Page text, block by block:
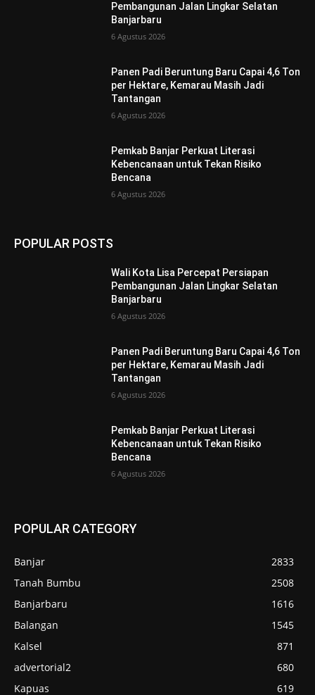
Pembangunan Jalan Lingkar Selatan
Banjarbaru
6 Agustus 2026
Panen Padi Beruntung Baru Capai 4,6 Ton
per Hektare, Kemarau Masih Jadi
Tantangan
6 Agustus 2026
Pemkab Banjar Perkuat Literasi
Kebencanaan untuk Tekan Risiko
Bencana
6 Agustus 2026
POPULAR POSTS
Wali Kota Lisa Percepat Persiapan
Pembangunan Jalan Lingkar Selatan
Banjarbaru
6 Agustus 2026
Panen Padi Beruntung Baru Capai 4,6 Ton
per Hektare, Kemarau Masih Jadi
Tantangan
6 Agustus 2026
Pemkab Banjar Perkuat Literasi
Kebencanaan untuk Tekan Risiko
Bencana
6 Agustus 2026
POPULAR CATEGORY
Banjar
2833
Tanah Bumbu
2508
Banjarbaru
1616
Balangan
1545
Kalsel
871
advertorial2
680
Kapuas
619